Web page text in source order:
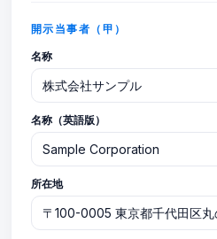
開示当事者（甲）
名称
名称（英語版）
所在地